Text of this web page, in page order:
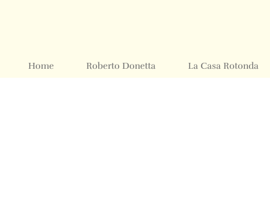
Home Roberto Donetta La Casa Rotonda